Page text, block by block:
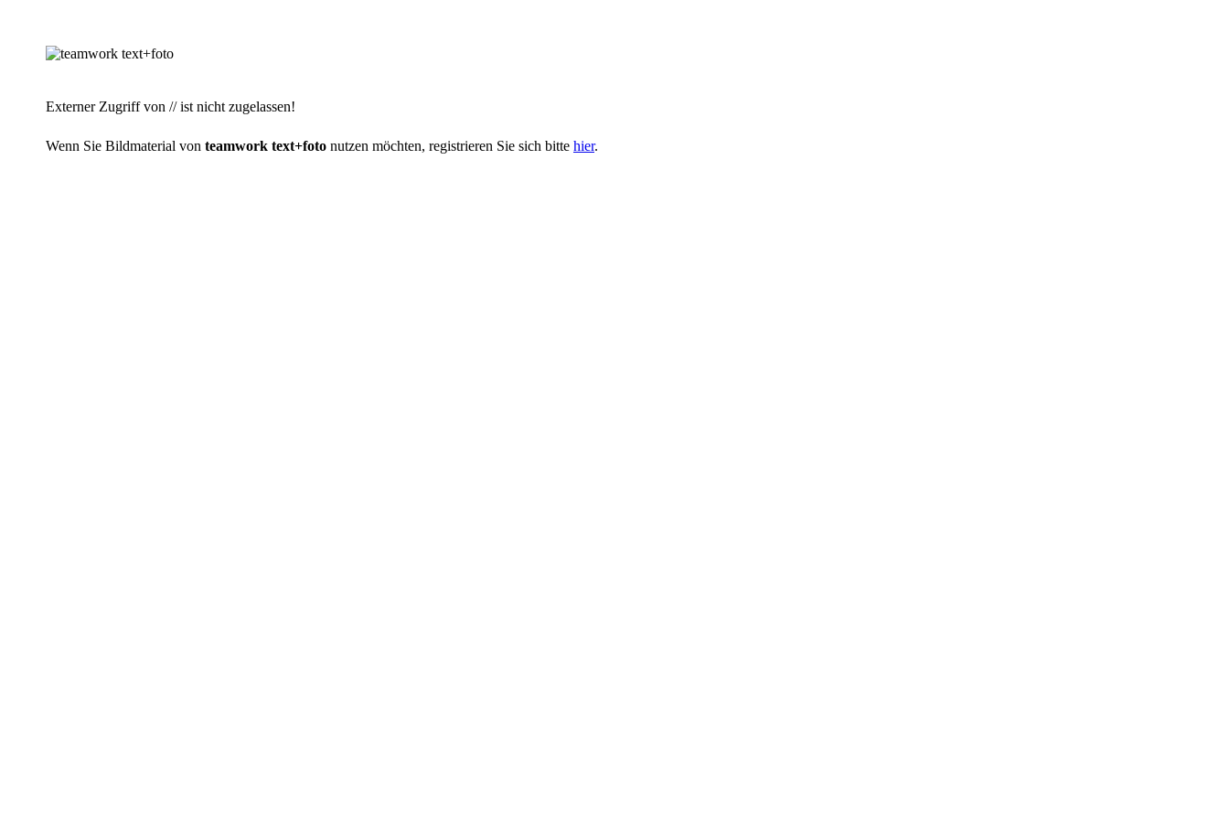
Externer Zugriff von // ist nicht zugelassen!
Wenn Sie Bildmaterial von teamwork text+foto nutzen möchten, registrieren Sie sich bitte hier.